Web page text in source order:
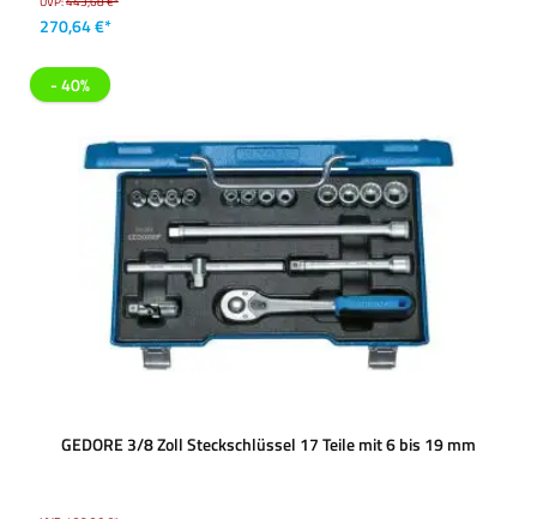
270,64 €*
- 40%
GEDORE 3/8 Zoll Steckschlüssel 17 Teile mit 6 bis 19 mm